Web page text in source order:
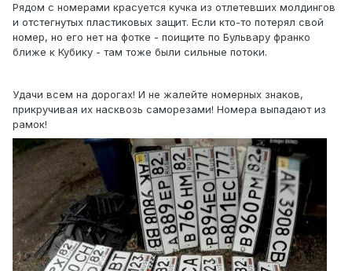
Рядом с номерами красуется кучка из отлетевших молдингов
и отстегнутых пластиковых защит. Если кто-то потерял свой
номер, но его нет на фотке - поищите по Бульвару франко
ближе к Кубику - там тоже были сильные потоки.
Удачи всем на дорогах! И не жалейте номерных знаков,
прикручивая их насквозь саморезами! Номера выпадают из
рамок!